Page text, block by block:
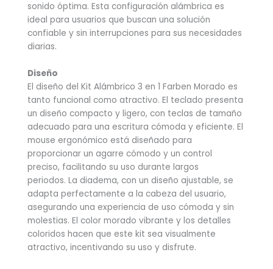
sonido óptima. Esta configuración alámbrica es
ideal para usuarios que buscan una solución
confiable y sin interrupciones para sus necesidades
diarias.
Diseño
El diseño del Kit Alámbrico 3 en 1 Farben Morado es
tanto funcional como atractivo. El teclado presenta
un diseño compacto y ligero, con teclas de tamaño
adecuado para una escritura cómoda y eficiente. El
mouse ergonómico está diseñado para
proporcionar un agarre cómodo y un control
preciso, facilitando su uso durante largos
periodos. La diadema, con un diseño ajustable, se
adapta perfectamente a la cabeza del usuario,
asegurando una experiencia de uso cómoda y sin
molestias. El color morado vibrante y los detalles
coloridos hacen que este kit sea visualmente
atractivo, incentivando su uso y disfrute.